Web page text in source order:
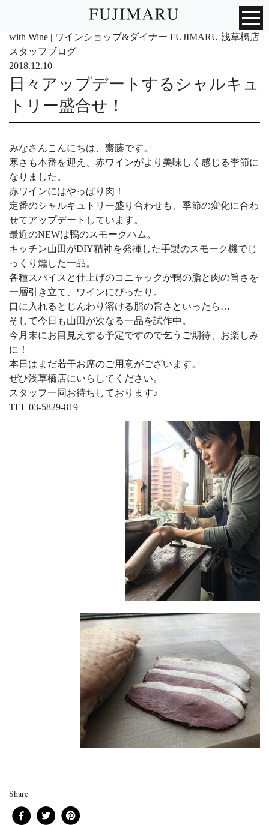
with Wine | ワインショップ&ダイナー FUJIMARU 浅草橋店
スタッフブログ
2018.12.10
日々アップデートするシャルキュ
トリー盛合せ！
みなさんこんにちは、齋藤です。
寒さも本番を迎え、赤ワインがより美味しく感じる季節に
なりました。
赤ワインにはやっぱり肉！
定番のシャルキュトリー盛り合わせも、季節の変化に合わ
せてアップデートしています。
最近のNEWは鴨のスモークハム。
キッチン山田がDIY精神を発揮した手製のスモーク機でじ
っくり燻した一品。
各種スパイスと仕上げのコニャックが鴨の脂と肉の旨さを
一層引き立て、ワインにぴったり。
口に入れるとじんわり溶ける脂の旨さといったら…
そして今日も山田が次なる一品を試作中。
今月末にお目見えする予定ですので乞うご期待、お楽しみ
に！
本日はまだ若干お席のご用意がございます。
ぜひ浅草橋店にいらしてください。
スタッフ一同お待ちしております♪
TEL 03-5829-819
Share